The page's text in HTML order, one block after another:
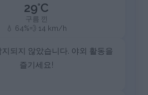
29°C
구름 낀
💧 64%💨 14 km/h
되지 않았습니다. 야외 활동을
즐기세요!